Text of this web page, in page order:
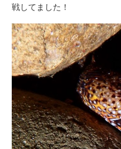
戦してました！